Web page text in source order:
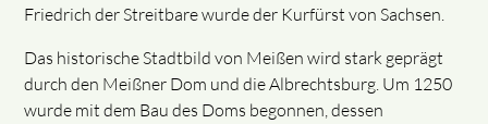
Friedrich der Streitbare wurde der Kurfürst von Sachsen.
Das historische Stadtbild von Meißen wird stark geprägt
durch den Meißner Dom und die Albrechtsburg. Um 1250
wurde mit dem Bau des Doms begonnen, dessen